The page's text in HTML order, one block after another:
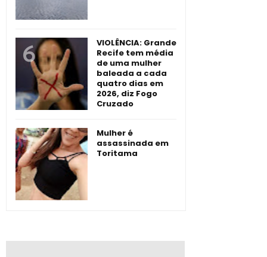
VIOLÊNCIA: Grande
Recife tem média
de uma mulher
baleada a cada
quatro dias em
2026, diz Fogo
Cruzado
Mulher é
assassinada em
Toritama